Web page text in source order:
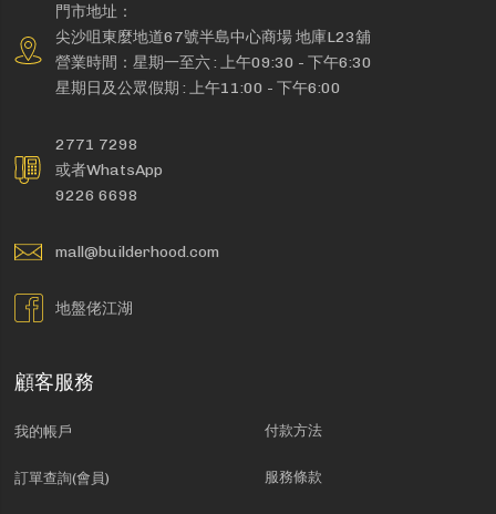
門市地址：
尖沙咀東麼地道67號半島中心商場 地庫L23舖
營業時間：星期一至六 : 上午09:30 - 下午6:30
星期日及公眾假期 : 上午11:00 - 下午6:00
2771 7298
或者WhatsApp
9226 6698
mall@builderhood.com
地盤佬江湖
顧客服務
我的帳戶
訂單查詢(會員)
付款方法
服務條款